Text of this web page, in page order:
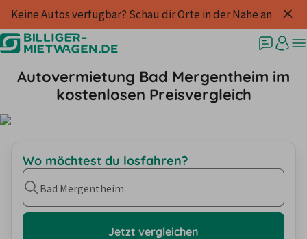
Keine Autos verfügbar? Schau dir Orte in der Nähe an
Autovermietung Bad Mergentheim im
kostenlosen Preisvergleich
Wo möchtest du losfahren?
Bad Mergentheim
Jetzt vergleichen